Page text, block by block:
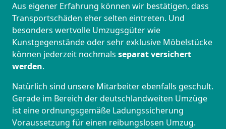
Aus eigener Erfahrung können wir bestätigen, dass
Transportschäden eher selten eintreten. Und
besonders wertvolle Umzugsgüter wie
Kunstgegenstände oder sehr exklusive Möbelstücke
können jederzeit nochmals separat versichert
werden.
Natürlich sind unsere Mitarbeiter ebenfalls geschult.
Gerade im Bereich der deutschlandweiten Umzüge
ist eine ordnungsgemäße Ladungssicherung
Voraussetzung für einen reibungslosen Umzug.